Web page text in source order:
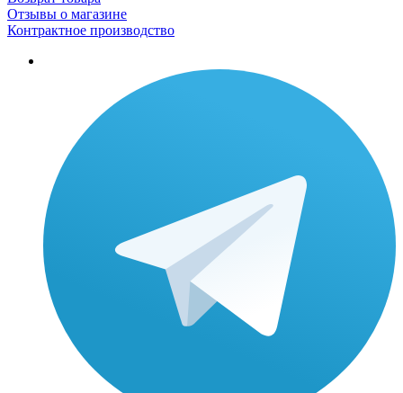
Отзывы о магазине
Контрактное производство